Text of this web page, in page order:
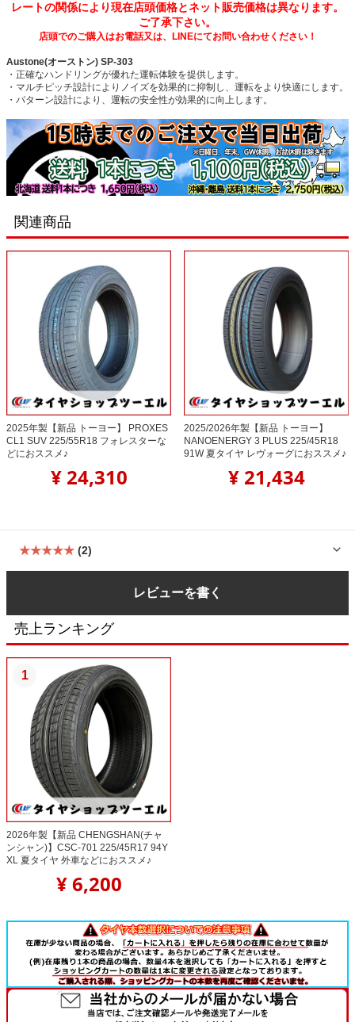
レートの関係により現在店頭価格とネット販売価格は異なります。
ご了承下さい。
店頭でのご購入はお電話又は、LINEにてお問い合わせください！
Austone(オーストン) SP-303
・正確なハンドリングが優れた運転体験を提供します。
・マルチピッチ設計によりノイズを効果的に抑制し、運転をより快適にします。
・パターン設計により、運転の安全性が効果的に向上します。
関連商品
2025年製【新品 トーヨー】 PROXES
CL1 SUV 225/55R18 フォレスターな
どにおススメ♪
¥ 24,310
2025/2026年製【新品 トーヨー】
NANOENERGY 3 PLUS 225/45R18
91W 夏タイヤ レヴォーグにおススメ♪
¥ 21,434
★★★★★ (2)
レビューを書く
売上ランキング
2026年製【新品 CHENGSHAN(チャ
ンシャン)】CSC-701 225/45R17 94Y
XL 夏タイヤ 外車などにおススメ♪
¥ 6,200
1